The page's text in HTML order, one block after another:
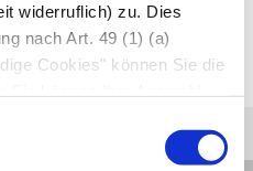
widerruflich) zu. Dies
nach Art. 49 (1) (a)
Cookies" können Sie die